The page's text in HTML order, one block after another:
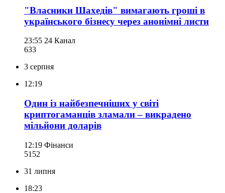
"Власники Шахедів" вимагають гроші в
українського бізнесу через анонімні листи
23:55 24 Канал
633
3 серпня
12:19
Один із найбезпечніших у світі
криптогаманців зламали – викрадено
мільйони доларів
12:19 Фінанси
5152
31 липня
18:23